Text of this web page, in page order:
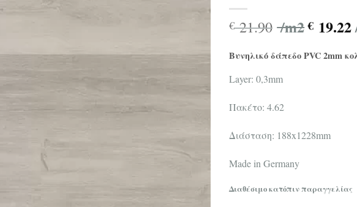
€21.90 /m2 € 19.22
Βυνηλικό δάπεδο PVC 2mm
Layer: 0,3mm
Πακέτο: 4.62
Διάσταση: 188x1228mm
Made in Germany
Διαθέσιμο κατόπιν παραγγελίας